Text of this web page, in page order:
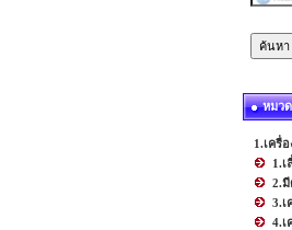
หมว
1.เครื่
1.เ
2.มี
3.เ
4.เ